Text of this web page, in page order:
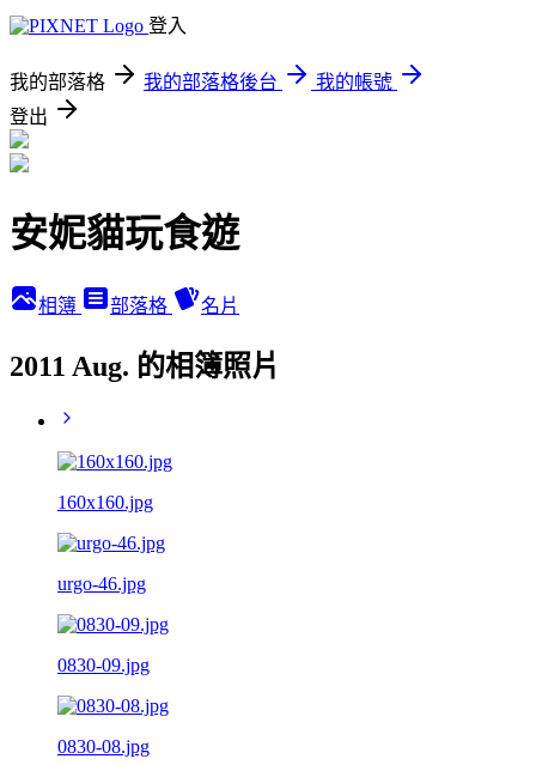
登入
我的部落格 我的部落格後台
我的帳號
登出
安妮貓玩食遊
相簿 部落格 名片
2011 Aug. 的相簿照片
160x160.jpg
urgo-46.jpg
0830-09.jpg
0830-08.jpg